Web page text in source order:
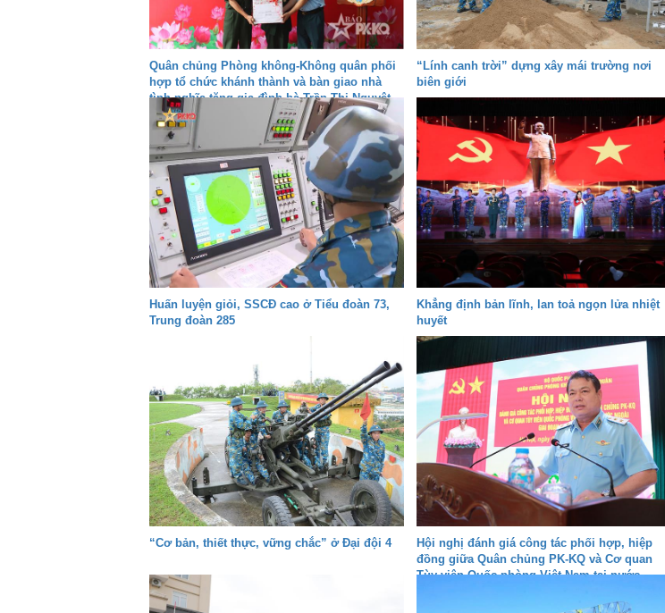
Quân chủng Phòng không-Không quân phối
hợp tổ chức khánh thành và bàn giao nhà
tình nghĩa tặng gia đình bà Trần Thị Nguyệt
“Lính canh trời” dựng xây mái trường nơi
biên giới
Huấn luyện giỏi, SSCĐ cao ở Tiểu đoàn 73,
Trung đoàn 285
Khẳng định bản lĩnh, lan toả ngọn lửa nhiệt
huyết
“Cơ bản, thiết thực, vững chắc” ở Đại đội 4
Hội nghị đánh giá công tác phối hợp, hiệp
đồng giữa Quân chủng PK-KQ và Cơ quan
Tùy viên Quốc phòng Việt Nam tại nước